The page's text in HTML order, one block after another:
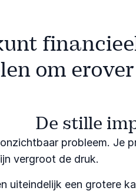
om
De stille
probleem. Je
vergroot de druk.
uiteindelijk een grotere